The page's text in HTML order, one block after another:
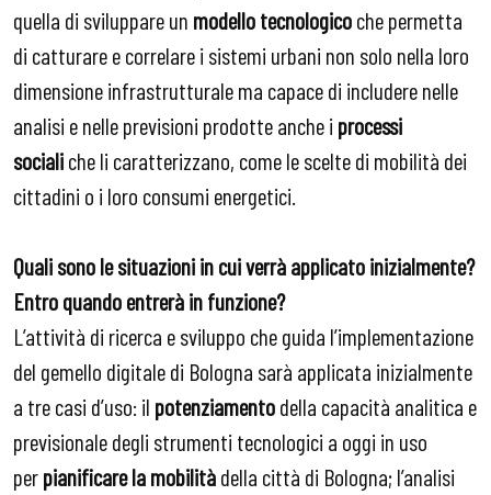
quella di sviluppare un modello tecnologicoche permetta
di catturare e correlare i sistemi urbani non solo nella loro
dimensione infrastrutturale ma capace di includere nelle
analisi e nelle previsioni prodotte anche i processi
socialiche li caratterizzano, come le scelte di mobilità dei
cittadini o i loro consumi energetici.
Quali sono le situazioni in cui verrà applicato inizialmente?
Entro quando entrerà in funzione?
L’attività di ricerca e sviluppo che guida l’implementazione
del gemello digitale di Bologna sarà applicata inizialmente
a tre casi d’uso: il potenziamentodella capacità analitica e
previsionale degli strumenti tecnologici a oggi in uso
perpianificare la mobilitàdella città di Bologna; l’analisi